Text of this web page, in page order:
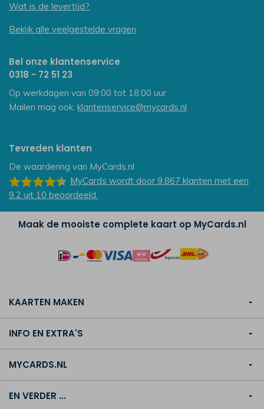
Wat is de levertijd?
Bekijk alle veelgestelde vragen
Bel onze klantenservice
0318 - 72 51 23
Op werkdagen van 09:00 tot 18:00 uur
Mailen mag ook: klantenservice@mycards.nl
Tevreden klanten
De waardering van MyCards.nl
MyCards wordt door 9.867 klanten met een
9.2 uit 10 beoordeeld.
Maak de mooiste complete kaart op MyCards.nl
KAARTEN MAKEN
INFO EN EXTRA'S
MYCARDS.NL
EN VERDER ...